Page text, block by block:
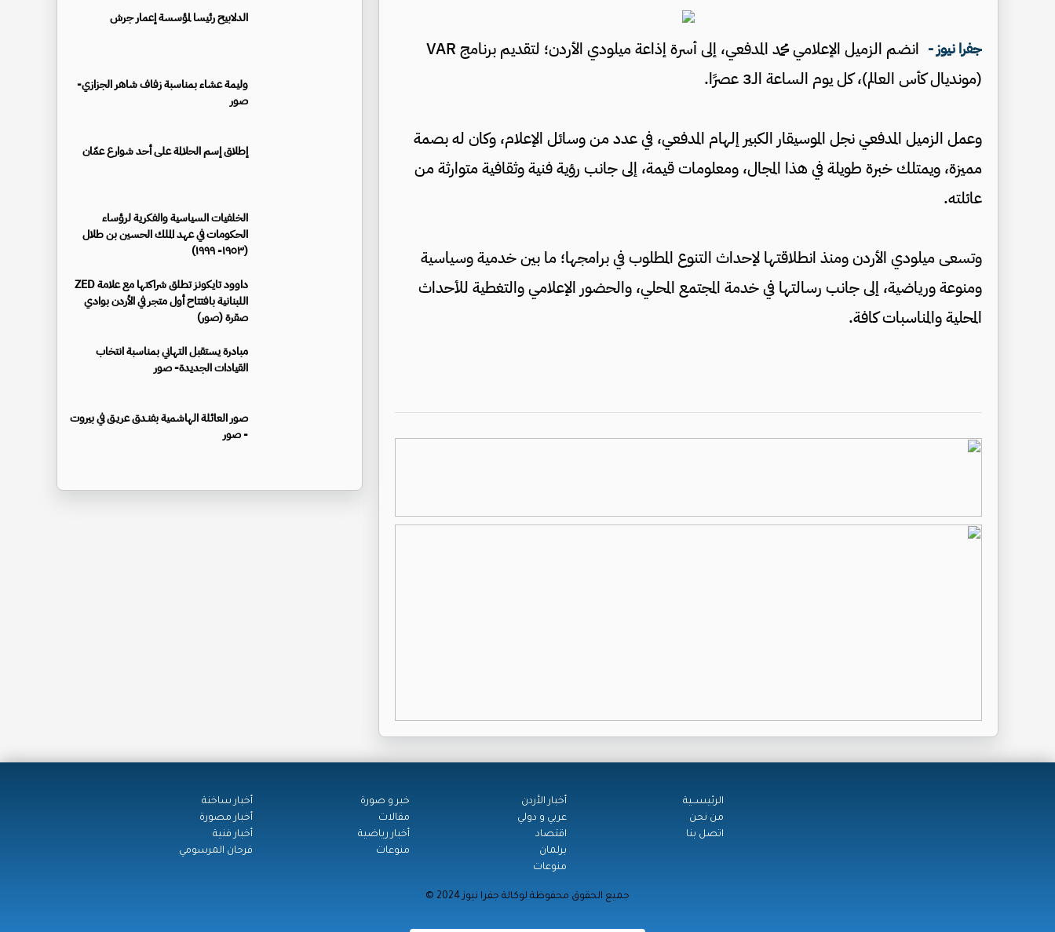
جفرا نيوز -
انضم الزميل الإعلامي محمد المدفعي، إلى أسرة إذاعة ميلودي الأردن؛ لتقديم برنامج VAR
(مونديال كأس العالم)، كل يوم الساعة الـ3 عصرًا.
وعمل الزميل المدفعي نجل الموسيقار الكبير إلهام المدفعي، في عدد من وسائل الإعلام، وكان له بصمة
مميزة، ويمتلك خبرة طويلة في هذا المجال، ومعلومات قيمة، إلى جانب رؤية فنية وثقافية متوارثة من
عائلته.
وتسعى ميلودي الأردن ومنذ انطلاقتها لإحداث التنوع المطلوب في برامجها؛ ما بين خدمية وسياسية
ومنوعة ورياضية، إلى جانب رسالتها في خدمة المجتمع المحلي، والحضور الإعلامي والتغطية للأحداث
المحلية والمناسبات كافة.
الدلابيح رئيسا لمؤسسة إعمار جرش
وليمة عشاء بمناسبة زفاف شاهر الجزازي-
صور
إطلاق إسم الحلالمة على أحد شوارع عمّان
الخلفيات السياسية والفكرية لرؤساء
الحكومات في عهد الملك الحسين بن طلال
(١٩٥٣- ١٩٩٩)
داوود تايكونز تطلق شراكتها مع علامة ZED
اللبنانية بافتتاح أول متجر في الأردن بوادي
صقرة (صور)
مبادرة يستقبل التهاني بمناسبة انتخاب
القيادات الجديدة- صور
صور العائلة الهاشمية بفنـدق عريـق في بيروت
- صور
الرئيســية
من نحن
اتصل بنا
أخبار الأردن
عربي و دولي
اقتصاد
برلمان
منوعات
خبر و صورة
مقالات
أخبار رياضية
منوعات
أخبار ساخنة
أخبار مصورة
أخبار فنية
فرحان المرسومي
© جميع الحقوق محفوظة لوكالة جفرا نيوز 2024